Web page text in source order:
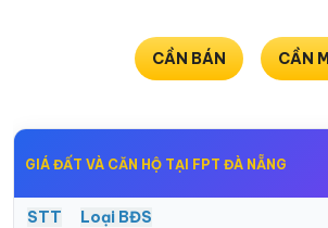
CẦN BÁN CẦN
GIÁ ĐẤT VÀ CĂN HỘ TẠI FPT ĐÀ NẴNG
STT Loại BĐS